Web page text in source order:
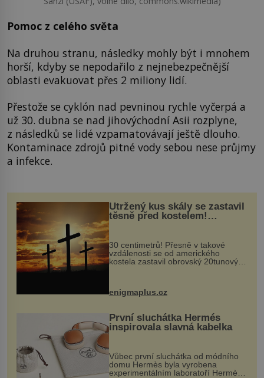
Pomoc z celého světa
Na druhou stranu, následky mohly být i mnohem
horší, kdyby se nepodařilo z nejnebezpečnější
oblasti evakuovat přes 2 miliony lidí.
Přestože se cyklón nad pevninou rychle vyčerpá a
už 30. dubna se nad jihovýchodní Asii rozplyne,
z následků se lidé vzpamatovávají ještě dlouho.
Kontaminace zdrojů pitné vody sebou nese průjmy
a infekce.
Utržený kus skály se zastavil
těsně před kostelem!
Ochránila ho boží síla?
30 centimetrů! Přesně v takové
vzdálenosti se od amerického
kostela zastavil obrovský 20tunový
...
enigmaplus.cz
První sluchátka Hermés
inspirovala slavná kabelka
Vůbec první sluchátka od módního
domu Hermès byla vyrobena
experimentálním laboratoří Hermès